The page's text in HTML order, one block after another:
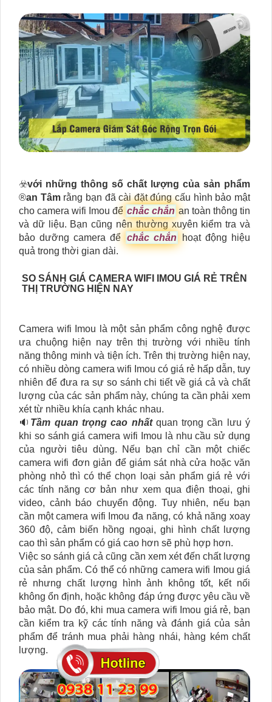
☣️với những thông số chất lượng của sản phẩm
®️an Tâm rằng bạn đã cài đặt đúng cấu hình bảo mật
cho camera wifi Imou để chắc chắn an toàn thông tin
và dữ liệu. Bạn cũng nên thường xuyên kiểm tra và
bảo dưỡng camera để chắc chắn
hoạt động hiệu
quả trong thời gian dài.
SO SÁNH GIÁ CAMERA WIFI IMOU GIÁ RẺ TRÊN
THỊ TRƯỜNG HIỆN NAY
Camera wifi Imou là một sản phẩm công nghệ được
ưa chuộng hiện nay trên thị trường với nhiều tính
năng thông minh và tiện ích. Trên thị trường hiện nay,
có nhiều dòng camera wifi Imou có giá rẻ hấp dẫn, tuy
nhiên để đưa ra sự so sánh chi tiết về giá cả và chất
lượng của các sản phẩm này, chúng ta cần phải xem
xét từ nhiều khía cạnh khác nhau.
🔉 Tầm quan trọng cao nhấtquan trọng cần lưu ý
khi so sánh giá camera wifi Imou là nhu cầu sử dụng
của người tiêu dùng. Nếu bạn chỉ cần một chiếc
camera wifi đơn giản để giám sát nhà cửa hoặc văn
phòng nhỏ thì có thể chọn loại sản phẩm giá rẻ với
các tính năng cơ bản như xem qua điện thoại, ghi
video, cảnh báo chuyển động. Tuy nhiên, nếu bạn
cần một camera wifi Imou đa năng, có khả năng xoay
360 độ, cảm biến hồng ngoại, ghi hình chất lượng
cao thì sản phẩm có giá cao hơn sẽ phù hợp hơn.
Việc so sánh giá cả cũng cần xem xét đến chất lượng
của sản phẩm. Có thể có những camera wifi Imou giá
rẻ nhưng chất lượng hình ảnh không tốt, kết nối
không ổn định, hoặc không đáp ứng được yêu cầu về
bảo mật. Do đó, khi mua camera wifi Imou giá rẻ, bạn
cần kiểm tra kỹ các tính năng và đánh giá của sản
phẩm để tránh mua phải hàng nhái, hàng kém chất
lượng.